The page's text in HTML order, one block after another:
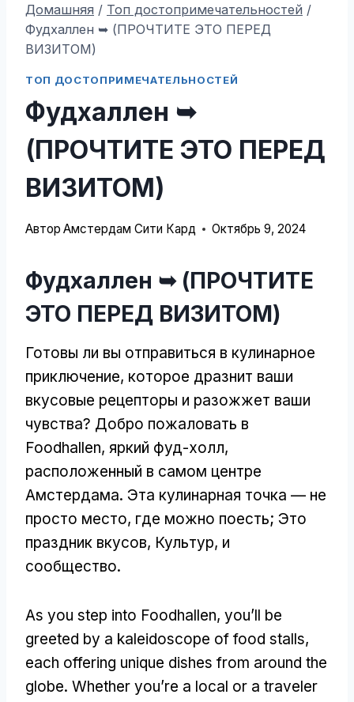
Домашняя / Топ достопримечательностей /
Фудхаллен ➥ (ПРОЧТИТЕ ЭТО ПЕРЕД
ВИЗИТОМ)
ТОП ДОСТОПРИМЕЧАТЕЛЬНОСТЕЙ
Фудхаллен ➥
(ПРОЧТИТЕ ЭТО ПЕРЕД
ВИЗИТОМ)
Автор Амстердам Сити Кард Октябрь 9, 2024
Фудхаллен ➥ (ПРОЧТИТЕ
ЭТО ПЕРЕД ВИЗИТОМ)
Готовы ли вы отправиться в кулинарное
приключение, которое дразнит ваши
вкусовые рецепторы и разожжет ваши
чувства? Добро пожаловать в
Foodhallen, яркий фуд-холл,
расположенный в самом центре
Амстердама. Эта кулинарная точка — не
просто место, где можно поесть; Это
праздник вкусов, Культур, и
сообщество.
As you step into Foodhallen, you’ll be
greeted by a kaleidoscope of food stalls,
each offering unique dishes from around the
globe. Whether you’re a local or a traveler